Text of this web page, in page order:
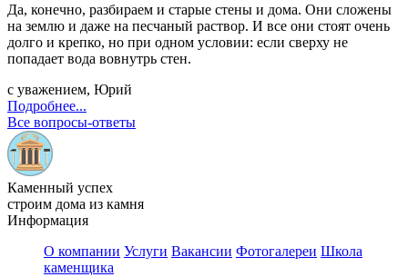
Да, конечно, разбираем и старые стены и дома. Они сложены
на землю и даже на песчаный раствор. И все они стоят очень
долго и крепко, но при одном условии: если сверху не
попадает вода вовнутрь стен.
с уважением, Юрий
Подробнее...
Все вопросы-ответы
Каменный успех
строим дома из камня
Информация
О компании Услуги Вакансии Фотогалереи Школа
каменщика